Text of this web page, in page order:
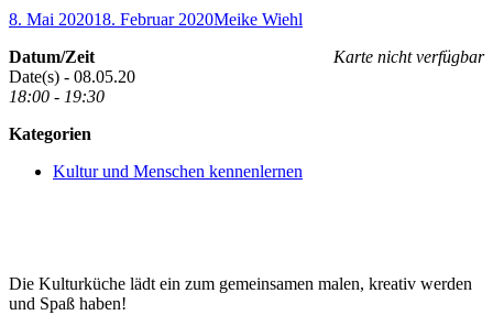
Posted
8. Mai 202018. Februar 2020Author
Meike Wiehl
Karte nicht verfügbar
Datum/Zeit
Date(s) - 08.05.20
18:00 - 19:30
Kategorien
Kultur und Menschen kennenlernen
Die Kulturküche lädt ein zum gemeinsamen malen, kreativ werden
und Spaß haben!